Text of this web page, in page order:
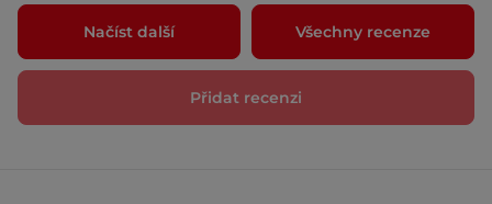
Načíst další Všechny recenze
Přidat recenzi